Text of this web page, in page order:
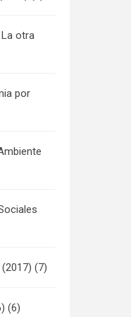
otra
por
(7)
(6)